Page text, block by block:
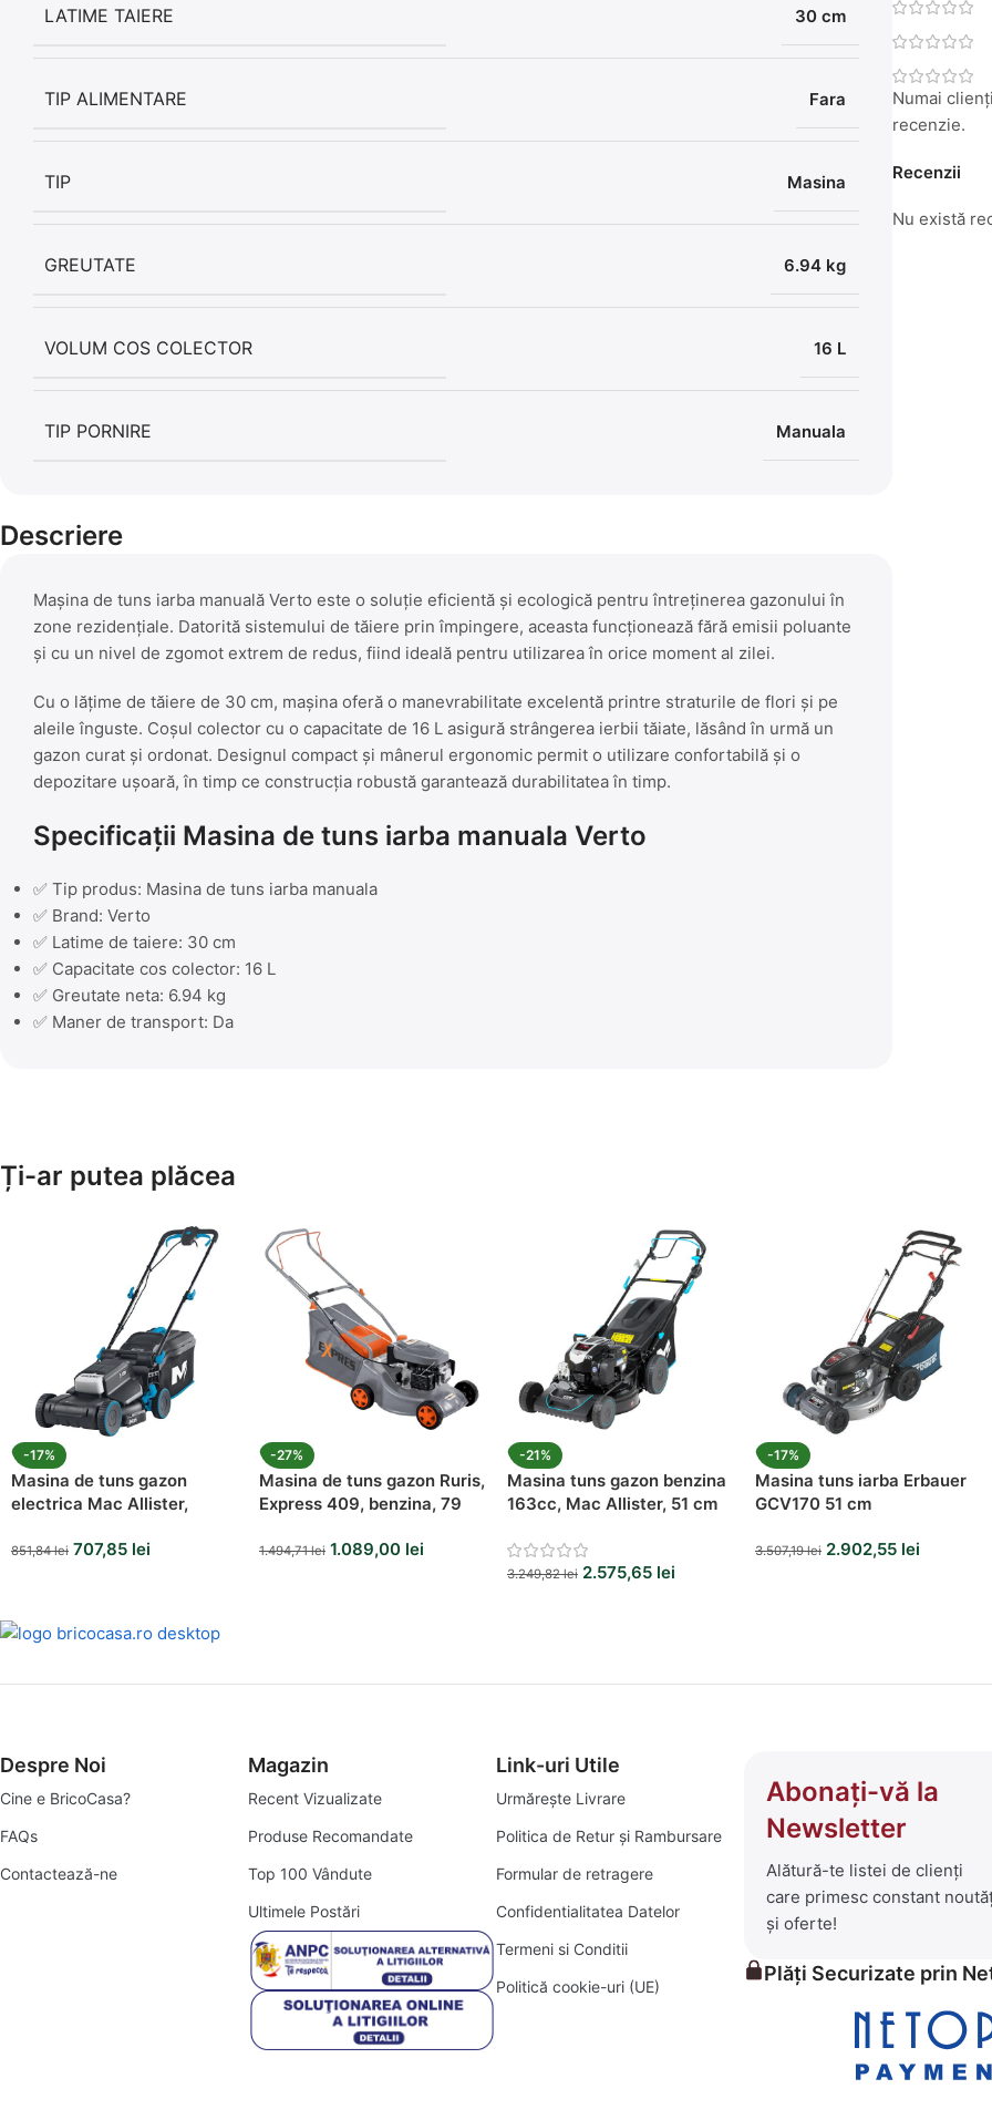
LATIME TAIERE 30 cm
TIP ALIMENTARE Fara
TIP Masina
GREUTATE 6.94 kg
VOLUM COS COLECTOR 16 L
TIP PORNIRE Manuala
Descriere
Mașina de tuns iarba manuală Verto este o soluție eficientă și ecologică pentru întreținerea gazonului în
zone rezidențiale. Datorită sistemului de tăiere prin împingere, aceasta funcționează fără emisii poluante
și cu un nivel de zgomot extrem de redus, fiind ideală pentru utilizarea în orice moment al zilei.
Cu o lățime de tăiere de 30 cm, mașina oferă o manevrabilitate excelentă printre straturile de flori și pe
aleile înguste. Coșul colector cu o capacitate de 16 L asigură strângerea ierbii tăiate, lăsând în urmă un
gazon curat și ordonat. Designul compact și mânerul ergonomic permit o utilizare confortabilă și o
depozitare ușoară, în timp ce construcția robustă garantează durabilitatea în timp.
Specificații Masina de tuns iarba manuala Verto
✅ Tip produs: Masina de tuns iarba manuala
✅ Brand: Verto
✅ Latime de taiere: 30 cm
✅ Capacitate cos colector: 16 L
✅ Greutate neta: 6.94 kg
✅ Maner de transport: Da
Recenzii
Nu există
Numai
recenzie.
Ți-ar putea plăcea
-17%
Masina de tuns gazon
electrica Mac Allister,
851,84lei 707,85 lei
-27%
Masina de tuns gazon Ruris,
Express 409, benzina, 79
1.494,71lei 1.089,00 lei
-21%
Masina tuns gazon benzina
163cc, Mac Allister, 51 cm
3.249,82lei 2.575,65 lei
-17%
Masina tuns iarba Erbauer
GCV170 51 cm
3.507,19lei 2.902,55 lei
Despre Noi
Cine e BricoCasa?
FAQs
Contactează-ne
Magazin
Recent Vizualizate
Produse Recomandate
Top 100 Vândute
Ultimele Postări
Link-uri Utile
Urmărește Livrare
Politica de Retur și Rambursare
Formular de retragere
Confidentialitatea Datelor
Termeni si Conditii
Politică cookie-uri (UE)
Abonați-vă la
Newsletter
Alătură-te listei de clienți
care primesc constant
și oferte!
Plăți Securizate prin